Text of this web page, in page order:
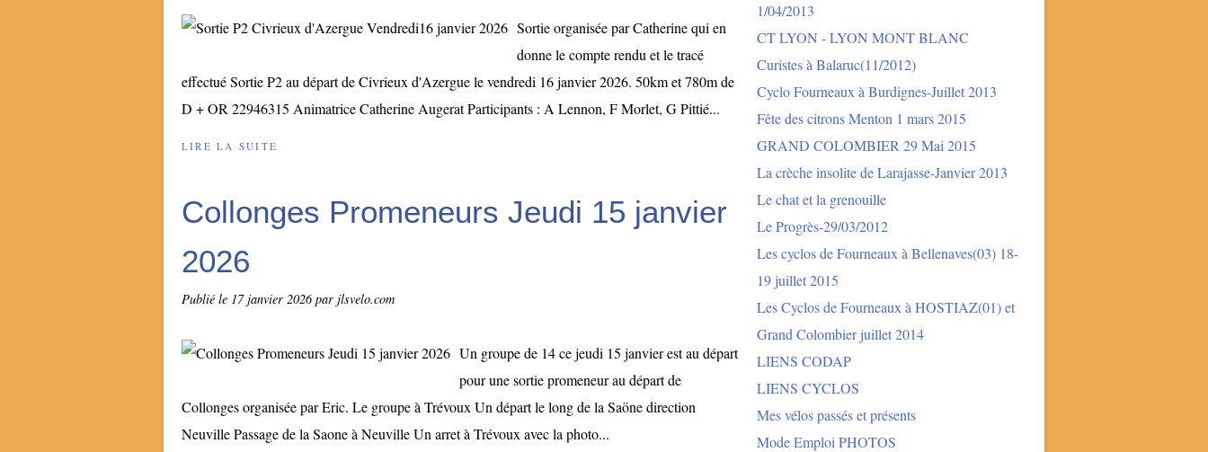
Sortie organisée par Catherine qui en
donne le compte rendu et le tracé
effectué Sortie P2 au départ de Civrieux d'Azergue le vendredi 16 janvier 2026. 50km et 780m de
D + OR 22946315 Animatrice Catherine Augerat Participants : A Lennon, F Morlet, G Pittié...
LIRE LA SUITE
Collonges Promeneurs Jeudi 15 janvier
2026
Publié le 17 janvier 2026par jlsvelo.com
Un groupe de 14 ce jeudi 15 janvier est au départ
pour une sortie promeneur au départ de
Collonges organisée par Eric. Le groupe à Trévoux Un départ le long de la Saöne direction
Neuville Passage de la Saone à Neuville Un arret à Trévoux avec la photo...
1/04/2013
CT LYON - LYON MONT BLANC
Curistes à Balaruc(11/2012)
Cyclo Fourneaux à Burdignes-Juillet 2013
Fête des citrons Menton 1 mars 2015
GRAND COLOMBIER 29 Mai 2015
La crèche insolite de Larajasse-Janvier 2013
Le chat et la grenouille
Le Progrès-29/03/2012
Les cyclos de Fourneaux à Bellenaves(03) 18-
19 juillet 2015
Les Cyclos de Fourneaux à HOSTIAZ(01) et
Grand Colombier juillet 2014
LIENS CODAP
LIENS CYCLOS
Mes vélos passés et présents
Mode Emploi PHOTOS